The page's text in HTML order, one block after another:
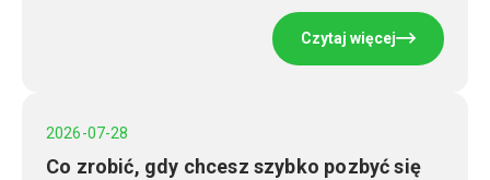
Czytaj więcej
2026-07-28
Co zrobić, gdy chcesz szybko pozbyć się